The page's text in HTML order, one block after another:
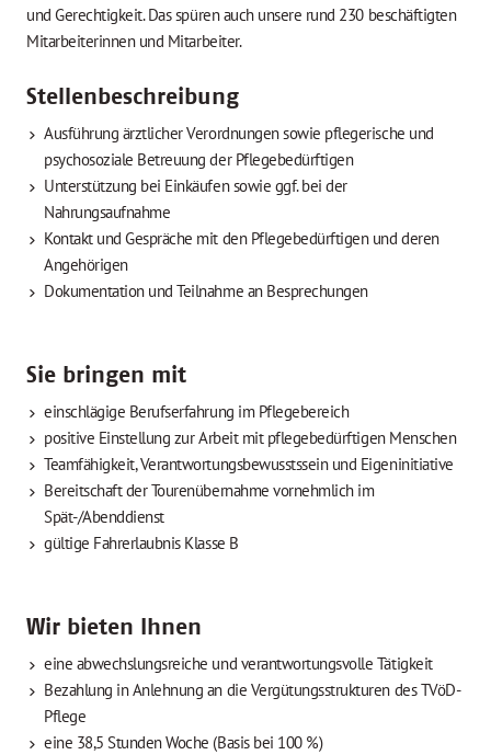
und Gerechtigkeit. Das spüren auch unsere rund 230 beschäftigten
Mitarbeiterinnen und Mitarbeiter.
Stellenbeschreibung
Ausführung ärztlicher Verordnungen sowie pflegerische und
psychosoziale Betreuung der Pflegebedürftigen
Unterstützung bei Einkäufen sowie ggf. bei der
Nahrungsaufnahme
Kontakt und Gespräche mit den Pflegebedürftigen und deren
Angehörigen
Dokumentation und Teilnahme an Besprechungen
Sie bringen mit
einschlägige Berufserfahrung im Pflegebereich
positive Einstellung zur Arbeit mit pflegebedürftigen Menschen
Teamfähigkeit, Verantwortungsbewusstssein und Eigeninitiative
Bereitschaft der Tourenübernahme vornehmlich im
Spät-/Abenddienst
gültige Fahrerlaubnis Klasse B
Wir bieten Ihnen
eine abwechslungsreiche und verantwortungsvolle Tätigkeit
Bezahlung in Anlehnung an die Vergütungsstrukturen des TVöD-
Pflege
eine 38,5 Stunden Woche (Basis bei 100 %)